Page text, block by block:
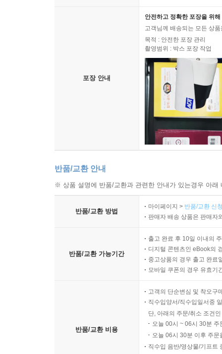
포장 안내
안전하고 정확한 포장을 위
고객님께 배송되는 모든 상
목적 : 안전한 포장 관리
촬영범위 : 박스 포장 작업
반품/교환 안내
※ 상품 설명에 반품/교환과 관련한 안내가 있는경우 아
반품/교환 방법
마이페이지 > 반품/교환 신
판매자 배송 상품은 판매자
반품/교환 가능기간
출고 완료 후 10일 이내의
디지털 콘텐츠인 eBook의
중고상품의 경우 출고 완료
모바일 쿠폰의 경우 유효기
반품/교환 비용
고객의 단순변심 및 착오구
직수입양서/직수입일서중
단, 아래의 주문/취소 조건
오늘 00시 ~ 06시 30분
오늘 06시 30분 이후 주
직수입 음반/영상물/기프트